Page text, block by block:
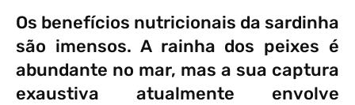
Os benefícios nutricionais da sardinha
são imensos. A rainha dos peixes é
abundante no mar, mas a sua captura
exaustiva atualmente envolve